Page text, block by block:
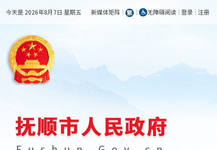
今天是 2026年8月7日 星期五 新媒体矩阵 无障碍阅读 登录 注册